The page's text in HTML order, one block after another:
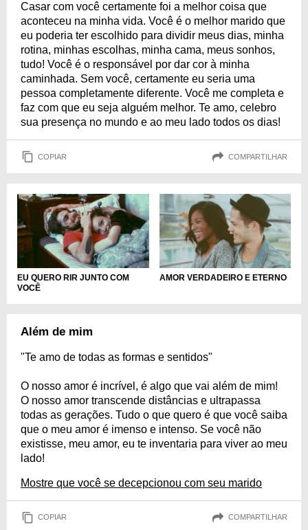
Casar com você certamente foi a melhor coisa que
aconteceu na minha vida. Você é o melhor marido que
eu poderia ter escolhido para dividir meus dias, minha
rotina, minhas escolhas, minha cama, meus sonhos,
tudo! Você é o responsável por dar cor à minha
caminhada. Sem você, certamente eu seria uma
pessoa completamente diferente. Você me completa e
faz com que eu seja alguém melhor. Te amo, celebro
sua presença no mundo e ao meu lado todos os dias!
COPIAR COMPARTILHAR
EU QUERO RIR JUNTO COM
VOCÊ
AMOR VERDADEIRO E ETERNO
Além de mim
"Te amo de todas as formas e sentidos"
O nosso amor é incrível, é algo que vai além de mim!
O nosso amor transcende distâncias e ultrapassa
todas as gerações. Tudo o que quero é que você saiba
que o meu amor é imenso e intenso. Se você não
existisse, meu amor, eu te inventaria para viver ao meu
lado!
Mostre que você se decepcionou com seu marido
COPIAR COMPARTILHAR